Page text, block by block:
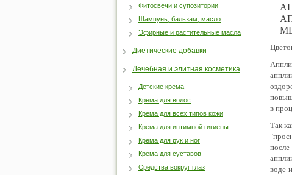
в
Так
воде
Фитосвечи и супозитории
Шампунь, бальзам, масло
Эфирные и растительные масла
Диетические добавки
Лечебная и элитная косметика
Детские крема
Крема для волос
Крема для всех типов кожи
Крема для интимной гигиены
Крема для рук и ног
Крема для суставов
Средства вокруг глаз